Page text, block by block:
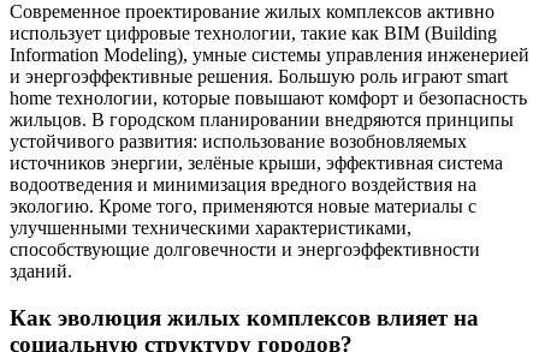
Современное проектирование жилых комплексов активно
использует цифровые технологии, такие как BIM (Building
Information Modeling), умные системы управления инженерией
и энергоэффективные решения. Большую роль играют smart
home технологии, которые повышают комфорт и безопасность
жильцов. В городском планировании внедряются принципы
устойчивого развития: использование возобновляемых
источников энергии, зелёные крыши, эффективная система
водоотведения и минимизация вредного воздействия на
экологию. Кроме того, применяются новые материалы с
улучшенными техническими характеристиками,
способствующие долговечности и энергоэффективности
зданий.
Как эволюция жилых комплексов влияет на
социальную структуру городов?